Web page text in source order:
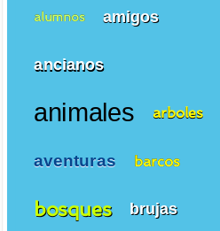
alumnos amigos
ancianos
animales arboles
aventuras barcos
bosques brujas